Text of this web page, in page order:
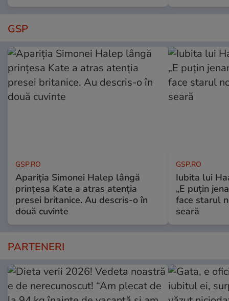
GSP
GSP.RO
Apariția Simonei Halep lângă
prințesa Kate a atras atenția
presei britanice. Au descris-o în
două cuvinte
GSP.RO
Iubita lui
„E puțin
face starul
seară
PARTENERI